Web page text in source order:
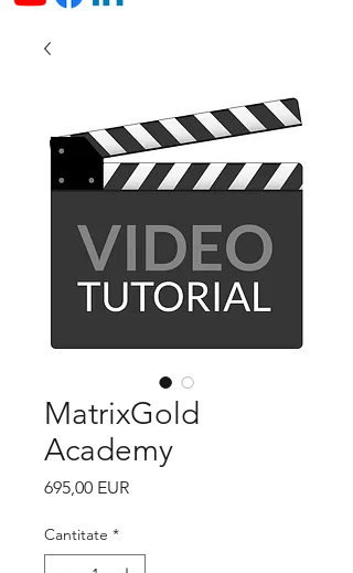
MatrixGold
Academy
695,00 EURPreț
Cantitate *